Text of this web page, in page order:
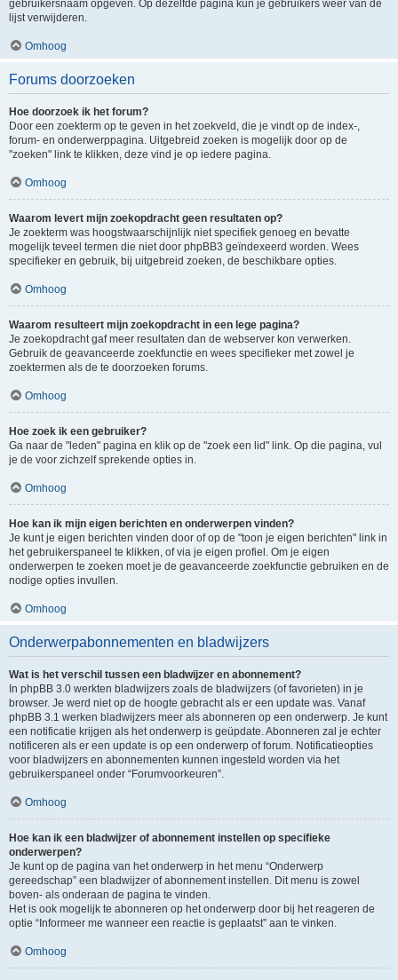
gebruikersnaam opgeven. Op dezelfde pagina kun je gebruikers weer van de
lijst verwijderen.
Omhoog
Forums doorzoeken
Hoe doorzoek ik het forum?
Door een zoekterm op te geven in het zoekveld, die je vindt op de index-,
forum- en onderwerppagina. Uitgebreid zoeken is mogelijk door op de
"zoeken" link te klikken, deze vind je op iedere pagina.
Omhoog
Waarom levert mijn zoekopdracht geen resultaten op?
Je zoekterm was hoogstwaarschijnlijk niet specifiek genoeg en bevatte
mogelijk teveel termen die niet door phpBB3 geïndexeerd worden. Wees
specifieker en gebruik, bij uitgebreid zoeken, de beschikbare opties.
Omhoog
Waarom resulteert mijn zoekopdracht in een lege pagina?
Je zoekopdracht gaf meer resultaten dan de webserver kon verwerken.
Gebruik de geavanceerde zoekfunctie en wees specifieker met zowel je
zoektermen als de te doorzoeken forums.
Omhoog
Hoe zoek ik een gebruiker?
Ga naar de "leden" pagina en klik op de "zoek een lid" link. Op die pagina, vul
je de voor zichzelf sprekende opties in.
Omhoog
Hoe kan ik mijn eigen berichten en onderwerpen vinden?
Je kunt je eigen berichten vinden door of op de "toon je eigen berichten" link in
het gebruikerspaneel te klikken, of via je eigen profiel. Om je eigen
onderwerpen te zoeken moet je de geavanceerde zoekfunctie gebruiken en de
nodige opties invullen.
Omhoog
Onderwerpabonnementen en bladwijzers
Wat is het verschil tussen een bladwijzer en abonnement?
In phpBB 3.0 werkten bladwijzers zoals de bladwijzers (of favorieten) in je
browser. Je werd niet op de hoogte gebracht als er een update was. Vanaf
phpBB 3.1 werken bladwijzers meer als abonneren op een onderwerp. Je kunt
een notificatie krijgen als het onderwerp is geüpdate. Abonneren zal je echter
notificeren als er een update is op een onderwerp of forum. Notificatieopties
voor bladwijzers en abonnementen kunnen ingesteld worden via het
gebruikerspaneel onder “Forumvoorkeuren”.
Omhoog
Hoe kan ik een bladwijzer of abonnement instellen op specifieke
onderwerpen?
Je kunt op de pagina van het onderwerp in het menu “Onderwerp
gereedschap” een bladwijzer of abonnement instellen. Dit menu is zowel
boven- als onderaan de pagina te vinden.
Het is ook mogelijk te abonneren op het onderwerp door bij het reageren de
optie “Informeer me wanneer een reactie is geplaatst” aan te vinken.
Omhoog